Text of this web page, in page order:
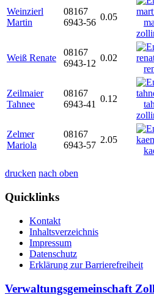
Weinzierl
Martin
08167
6943-56
0.05
Weiß Renate
08167
6943-12
0.02
Zeilmaier
Tahnee
08167
6943-41
0.12
Zelmer
Mariola
08167
6943-57
2.05
drucken nach oben
Quicklinks
Kontakt
Inhaltsverzeichnis
Impressum
Datenschutz
Erklärung zur Barrierefreiheit
Verwaltungsgemeinschaft